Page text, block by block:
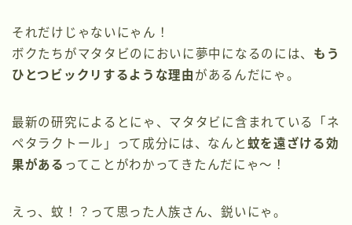
それだけじゃないにゃん！
ボクたちがマタタビのにおいに夢中になるのには、 もう
ひとつビックリするような理由 があるんだにゃ。
最新の研究によるとにゃ、マタタビに含まれている「ネ
ペタラクトール」って成分には、なんと 蚊を遠ざける効
果がある ってことがわかってきたんだにゃ〜！
えっ、蚊！？って思った人族さん、鋭いにゃ。